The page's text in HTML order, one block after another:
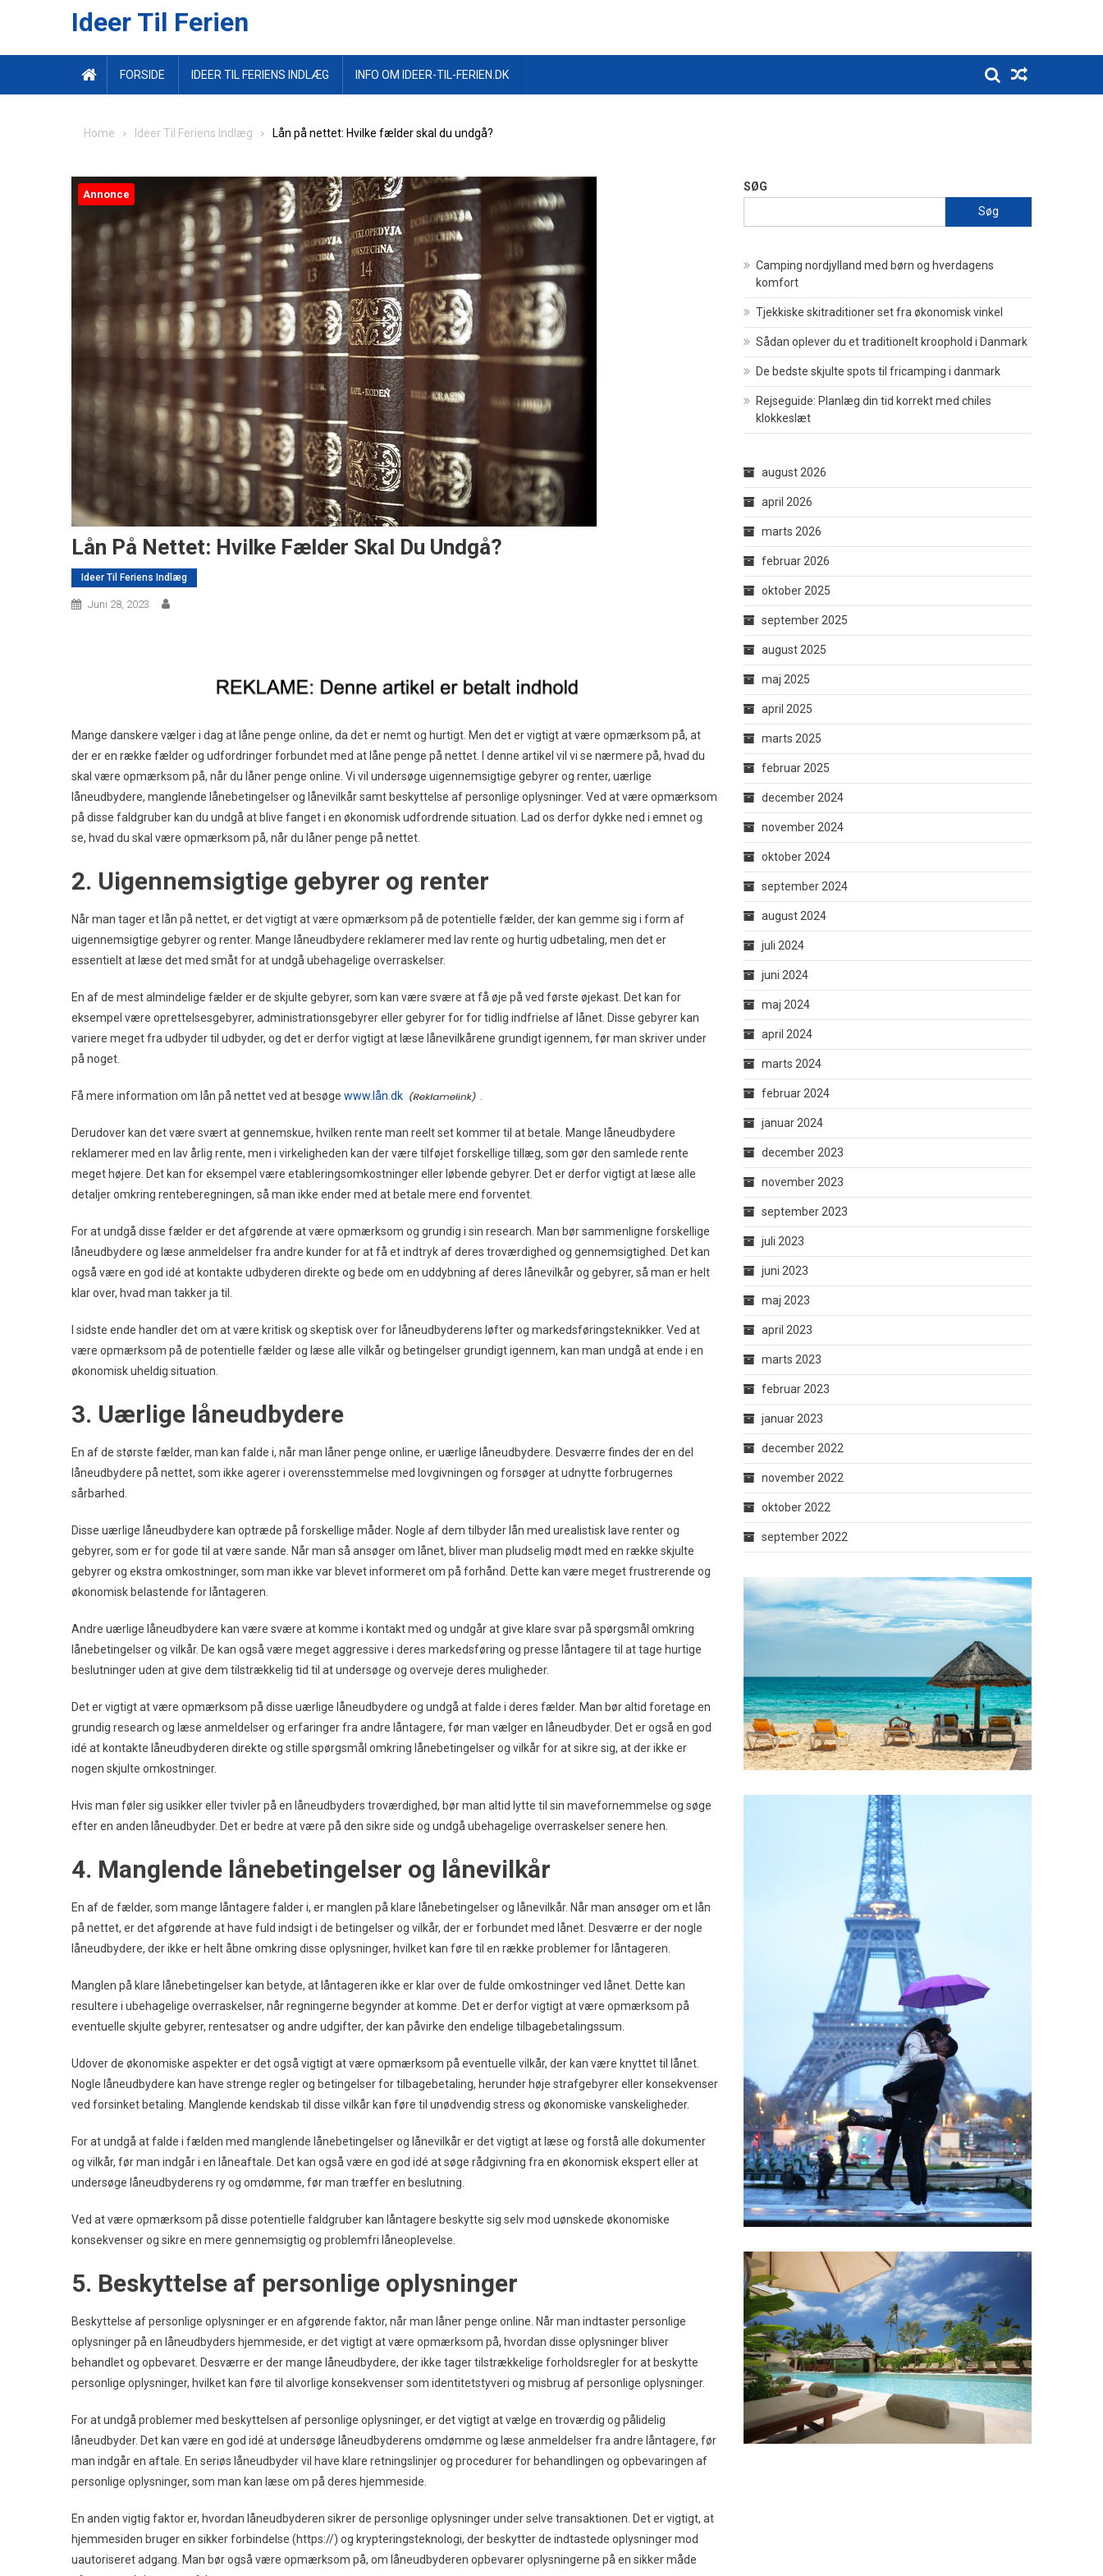
Ideer Til Ferien
FORSIDE IDEER TIL FERIENS INDLÆG INFO OM IDEER-TIL-FERIEN.DK
Home Ideer Til Feriens Indlæg Lån på nettet: Hvilke fælder skal du undgå?
Annonce
Lån På Nettet: Hvilke Fælder Skal Du Undgå?
Ideer Til Feriens Indlæg
Juni 28, 2023
Mange danskere vælger i dag at låne penge online, da det er nemt og hurtigt. Men det er vigtigt at være opmærksom på, at
der er en række fælder og udfordringer forbundet med at låne penge på nettet. I denne artikel vil vi se nærmere på, hvad du
skal være opmærksom på, når du låner penge online. Vi vil undersøge uigennemsigtige gebyrer og renter, uærlige
låneudbydere, manglende lånebetingelser og lånevilkår samt beskyttelse af personlige oplysninger. Ved at være opmærksom
på disse faldgruber kan du undgå at blive fanget i en økonomisk udfordrende situation. Lad os derfor dykke ned i emnet og
se, hvad du skal være opmærksom på, når du låner penge på nettet.
2. Uigennemsigtige gebyrer og renter
Når man tager et lån på nettet, er det vigtigt at være opmærksom på de potentielle fælder, der kan gemme sig i form af
uigennemsigtige gebyrer og renter. Mange låneudbydere reklamerer med lav rente og hurtig udbetaling, men det er
essentielt at læse det med småt for at undgå ubehagelige overraskelser.
En af de mest almindelige fælder er de skjulte gebyrer, som kan være svære at få øje på ved første øjekast. Det kan for
eksempel være oprettelsesgebyrer, administrationsgebyrer eller gebyrer for for tidlig indfrielse af lånet. Disse gebyrer kan
variere meget fra udbyder til udbyder, og det er derfor vigtigt at læse lånevilkårene grundigt igennem, før man skriver under
på noget.
Få mere information om lån på nettet ved at besøge www.lån.dk
Derudover kan det være svært at gennemskue, hvilken rente man reelt set kommer til at betale. Mange låneudbydere
reklamerer med en lav årlig rente, men i virkeligheden kan der være tilføjet forskellige tillæg, som gør den samlede rente
meget højere. Det kan for eksempel være etableringsomkostninger eller løbende gebyrer. Det er derfor vigtigt at læse alle
detaljer omkring renteberegningen, så man ikke ender med at betale mere end forventet.
For at undgå disse fælder er det afgørende at være opmærksom og grundig i sin research. Man bør sammenligne forskellige
låneudbydere og læse anmeldelser fra andre kunder for at få et indtryk af deres troværdighed og gennemsigtighed. Det kan
også være en god idé at kontakte udbyderen direkte og bede om en uddybning af deres lånevilkår og gebyrer, så man er helt
klar over, hvad man takker ja til.
I sidste ende handler det om at være kritisk og skeptisk over for låneudbyderens løfter og markedsføringsteknikker. Ved at
være opmærksom på de potentielle fælder og læse alle vilkår og betingelser grundigt igennem, kan man undgå at ende i en
økonomisk uheldig situation.
3. Uærlige låneudbydere
En af de største fælder, man kan falde i, når man låner penge online, er uærlige låneudbydere. Desværre findes der en del
låneudbydere på nettet, som ikke agerer i overensstemmelse med lovgivningen og forsøger at udnytte forbrugernes
sårbarhed.
Disse uærlige låneudbydere kan optræde på forskellige måder. Nogle af dem tilbyder lån med urealistisk lave renter og
gebyrer, som er for gode til at være sande. Når man så ansøger om lånet, bliver man pludselig mødt med en række skjulte
gebyrer og ekstra omkostninger, som man ikke var blevet informeret om på forhånd. Dette kan være meget frustrerende og
økonomisk belastende for låntageren.
Andre uærlige låneudbydere kan være svære at komme i kontakt med og undgår at give klare svar på spørgsmål omkring
lånebetingelser og vilkår. De kan også være meget aggressive i deres markedsføring og presse låntagere til at tage hurtige
beslutninger uden at give dem tilstrækkelig tid til at undersøge og overveje deres muligheder.
Det er vigtigt at være opmærksom på disse uærlige låneudbydere og undgå at falde i deres fælder. Man bør altid foretage en
grundig research og læse anmeldelser og erfaringer fra andre låntagere, før man vælger en låneudbyder. Det er også en god
idé at kontakte låneudbyderen direkte og stille spørgsmål omkring lånebetingelser og vilkår for at sikre sig, at der ikke er
nogen skjulte omkostninger.
Hvis man føler sig usikker eller tvivler på en låneudbyders troværdighed, bør man altid lytte til sin mavefornemmelse og søge
efter en anden låneudbyder. Det er bedre at være på den sikre side og undgå ubehagelige overraskelser senere hen.
4. Manglende lånebetingelser og lånevilkår
En af de fælder, som mange låntagere falder i, er manglen på klare lånebetingelser og lånevilkår. Når man ansøger om et lån
på nettet, er det afgørende at have fuld indsigt i de betingelser og vilkår, der er forbundet med lånet. Desværre er der nogle
låneudbydere, der ikke er helt åbne omkring disse oplysninger, hvilket kan føre til en række problemer for låntageren.
Manglen på klare lånebetingelser kan betyde, at låntageren ikke er klar over de fulde omkostninger ved lånet. Dette kan
resultere i ubehagelige overraskelser, når regningerne begynder at komme. Det er derfor vigtigt at være opmærksom på
eventuelle skjulte gebyrer, rentesatser og andre udgifter, der kan påvirke den endelige tilbagebetalingssum.
Udover de økonomiske aspekter er det også vigtigt at være opmærksom på eventuelle vilkår, der kan være knyttet til lånet.
Nogle låneudbydere kan have strenge regler og betingelser for tilbagebetaling, herunder høje strafgebyrer eller konsekvenser
ved forsinket betaling. Manglende kendskab til disse vilkår kan føre til unødvendig stress og økonomiske vanskeligheder.
For at undgå at falde i fælden med manglende lånebetingelser og lånevilkår er det vigtigt at læse og forstå alle dokumenter
og vilkår, før man indgår i en låneaftale. Det kan også være en god idé at søge rådgivning fra en økonomisk ekspert eller at
undersøge låneudbyderens ry og omdømme, før man træffer en beslutning.
Ved at være opmærksom på disse potentielle faldgruber kan låntagere beskytte sig selv mod uønskede økonomiske
konsekvenser og sikre en mere gennemsigtig og problemfri låneoplevelse.
5. Beskyttelse af personlige oplysninger
Beskyttelse af personlige oplysninger er en afgørende faktor, når man låner penge online. Når man indtaster personlige
oplysninger på en låneudbyders hjemmeside, er det vigtigt at være opmærksom på, hvordan disse oplysninger bliver
behandlet og opbevaret. Desværre er der mange låneudbydere, der ikke tager tilstrækkelige forholdsregler for at beskytte
personlige oplysninger, hvilket kan føre til alvorlige konsekvenser som identitetstyveri og misbrug af personlige oplysninger.
For at undgå problemer med beskyttelsen af personlige oplysninger, er det vigtigt at vælge en troværdig og pålidelig
låneudbyder. Det kan være en god idé at undersøge låneudbyderens omdømme og læse anmeldelser fra andre låntagere, før
man indgår en aftale. En seriøs låneudbyder vil have klare retningslinjer og procedurer for behandlingen og opbevaringen af
personlige oplysninger, som man kan læse om på deres hjemmeside.
En anden vigtig faktor er, hvordan låneudbyderen sikrer de personlige oplysninger under selve transaktionen. Det er vigtigt, at
hjemmesiden bruger en sikker forbindelse (https://) og krypteringsteknologi, der beskytter de indtastede oplysninger mod
uautoriseret adgang. Man bør også være opmærksom på, om låneudbyderen opbevarer oplysningerne på en sikker måde
SØG
Søg
Camping nordjylland med børn og hverdagens
komfort
Tjekkiske skitraditioner set fra økonomisk vinkel
Sådan oplever du et traditionelt kroophold i Danmark
De bedste skjulte spots til fricamping i danmark
Rejseguide: Planlæg din tid korrekt med chiles
klokkeslæt
august 2026
april 2026
marts 2026
februar 2026
oktober 2025
september 2025
august 2025
maj 2025
april 2025
marts 2025
februar 2025
december 2024
november 2024
oktober 2024
september 2024
august 2024
juli 2024
juni 2024
maj 2024
april 2024
marts 2024
februar 2024
januar 2024
december 2023
november 2023
september 2023
juli 2023
juni 2023
maj 2023
april 2023
marts 2023
februar 2023
januar 2023
december 2022
november 2022
oktober 2022
september 2022